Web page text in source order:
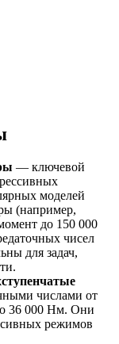
— ключевой
моделей
(например,
до 150 000
чисел
для задач,
числами от
36 000 Нм. Они
режимов